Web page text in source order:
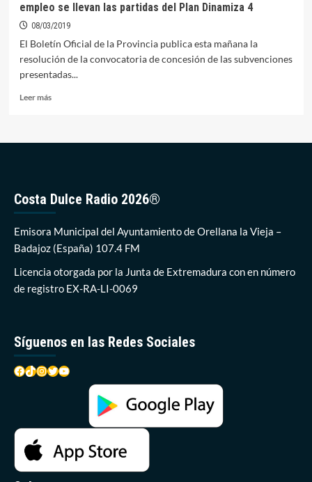
empleo se llevan las partidas del Plan Dinamiza 4
08/03/2019
El Boletín Oficial de la Provincia publica esta mañana la
resolución de la convocatoria de concesión de las subvenciones
presentadas...
Leer másLeer
y
promoción
del
se
llevan
partidas
4
Costa Dulce Radio 2026®
Emisora Municipal del Ayuntamiento de Orellana la Vieja –
Badajoz (España) 107.4 FM
Licencia otorgada por la Junta de Extremadura con en número
de registro EX-RA-LI-0069
Síguenos en las Redes Sociales
Facebook
TikTok
Instagram
Twitter
YouTube